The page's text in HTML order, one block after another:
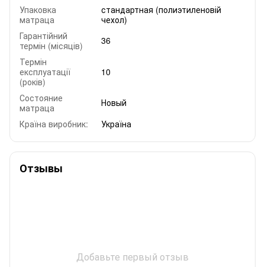
Упаковка
матраца
стандартная (полиэтиленовій
чехол)
Гарантійний
термін (місяців)
36
Термін
експлуатації
(років)
10
Состояние
матраца
Новый
Країна виробник:
Україна
Отзывы
Добавьте первый отзыв